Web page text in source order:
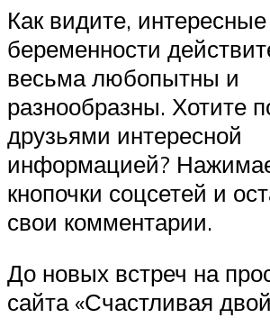
Как видите,
беременности
весьма любопытны и
разнообразны. Хотите
друзьями интересной
информацией?
кнопочки соцсетей и
свои комментарии.
До новых встреч на
сайта «Счастливая